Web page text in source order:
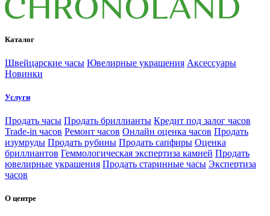
Каталог
Швейцарские часы Ювелирные украшения Аксессуары
Новинки
Услуги
Продать часы Продать бриллианты Кредит под залог часов
Trade-in часов Ремонт часов Онлайн оценка часов Продать
изумруды Продать рубины Продать сапфиры Оценка
бриллиантов Геммологическая экспертиза камней Продать
ювелирные украшения Продать старинные часы Экспертиза
часов
О центре